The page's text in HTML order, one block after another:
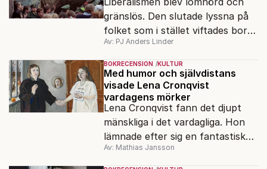
gränslös. Den slutade lyssna på
folket som i stället viftades bort
och misstänkliggjordes. Men kan
liberalismen komma tillbaka?
Av: PJ Anders Linder
BOKRECENSION KULTUR
Med humor och självdistans
visade Lena Cronqvist
vardagens mörker
Lena Cronqvist fann det djupt
mänskliga i det vardagliga. Hon
lämnade efter sig en fantastisk
bildskatt. En ny visuell biografi
visar oss hennes inre värld.
Av: Mathias Jansson